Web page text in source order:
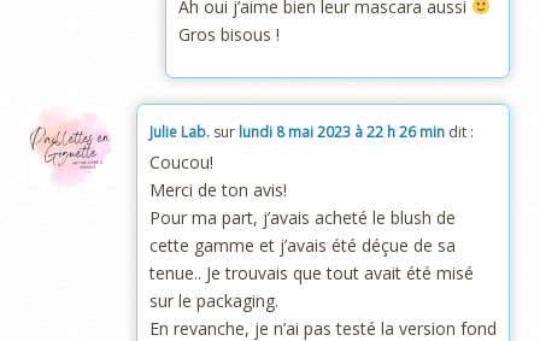
Ah oui j’aime bien leur mascara aussi
Gros bisous !
Julie Lab. sur lundi 8 mai 2023 à 22 h 26 min dit :
Coucou!
Merci de ton avis!
Pour ma part, j’avais acheté le blush de
cette gamme et j’avais été déçue de sa
tenue.. Je trouvais que tout avait été misé
sur le packaging.
En revanche, je n’ai pas testé la version fond